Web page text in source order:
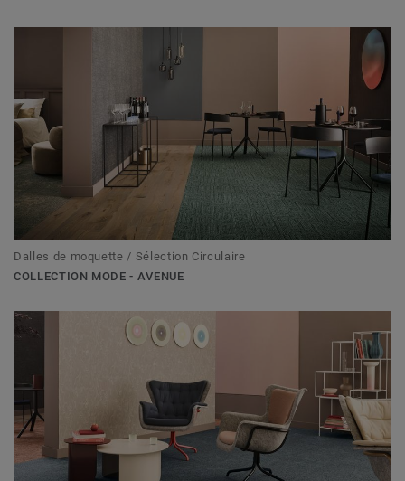
Dalles de moquette / Sélection Circulaire
COLLECTION MODE - AVENUE